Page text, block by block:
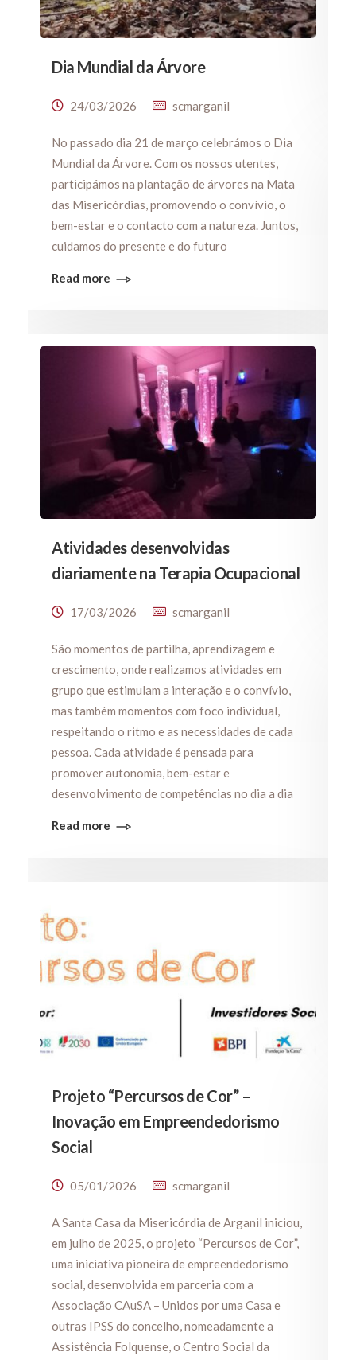
Dia Mundial da Árvore
24/03/2026 scmarganil
No passado dia 21 de março celebrámos o Dia
Mundial da Árvore. Com os nossos utentes,
participámos na plantação de árvores na Mata
das Misericórdias, promovendo o convívio, o
bem-estar e o contacto com a natureza. Juntos,
cuidamos do presente e do futuro
Read more
Atividades desenvolvidas
diariamente na Terapia Ocupacional
17/03/2026 scmarganil
São momentos de partilha, aprendizagem e
crescimento, onde realizamos atividades em
grupo que estimulam a interação e o convívio,
mas também momentos com foco individual,
respeitando o ritmo e as necessidades de cada
pessoa. Cada atividade é pensada para
promover autonomia, bem-estar e
desenvolvimento de competências no dia a dia
Read more
Projeto “Percursos de Cor” –
Inovação em Empreendedorismo
Social
05/01/2026 scmarganil
A Santa Casa da Misericórdia de Arganil iniciou,
em julho de 2025, o projeto “Percursos de Cor”,
uma iniciativa pioneira de empreendedorismo
social, desenvolvida em parceria com a
Associação CAuSA – Unidos por uma Casa e
outras IPSS do concelho, nomeadamente a
Assistência Folquense, o Centro Social da